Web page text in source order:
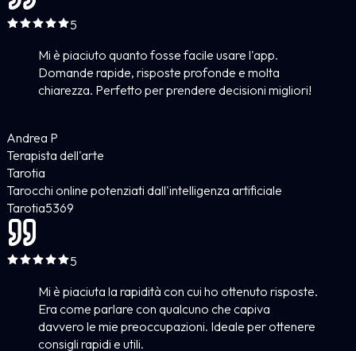
5
Mi è piaciuto quanto fosse facile usare l'app.
Domande rapide, risposte profonde e molta
chiarezza. Perfetto per prendere decisioni migliori!
Andrea P
Terapista dell'arte
Tarotia
Tarocchi online potenziati dall'intelligenza artificiale
Tarotia5369
5
Mi è piaciuta la rapidità con cui ho ottenuto risposte.
Era come parlare con qualcuno che capiva
davvero le mie preoccupazioni. Ideale per ottenere
consigli rapidi e utili.